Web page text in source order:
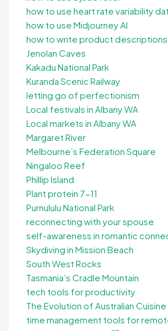
how to use heart rate variability
how to use Midjourney AI
how to write product descriptions
Jenolan Caves
Kakadu National Park
Kuranda Scenic Railway
letting go of perfectionism
Local festivals in Albany WA
Local markets in Albany WA
Margaret River
Melbourne’s Federation Square
Ningaloo Reef
Phillip Island
Plant protein 7-11
Purnululu National Park
reconnecting with your spouse
self-awareness in romantic
Skydiving in Mission Beach
South West Rocks
Tasmania’s Cradle Mountain
tech tools for productivity
The Evolution of Australian Cuisine
time management tools for